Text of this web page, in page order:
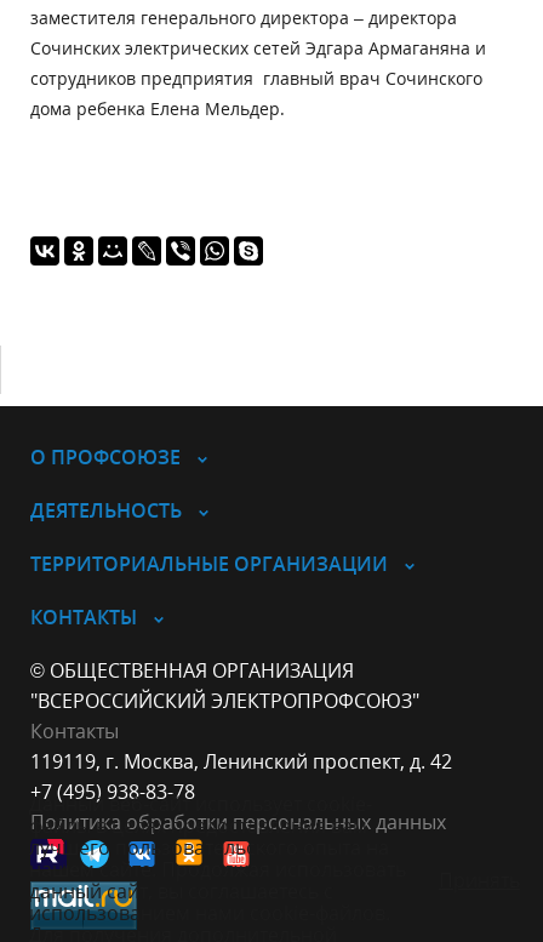
заместителя генерального директора – директора
Сочинских электрических сетей Эдгара Армаганяна и
сотрудников предприятия главный врач Сочинского
дома ребенка Елена Мельдер.
О ПРОФСОЮЗЕ
ДЕЯТЕЛЬНОСТЬ
ТЕРРИТОРИАЛЬНЫЕ ОРГАНИЗАЦИИ
КОНТАКТЫ
© ОБЩЕСТВЕННАЯ ОРГАНИЗАЦИЯ
"ВСЕРОССИЙСКИЙ ЭЛЕКТРОПРОФСОЮЗ"
Контакты
119119, г. Москва, Ленинский проспект, д. 42
+7 (495) 938-83-78
Политика обработки персональных данных
Данный веб-сайт использует cookie-
файлы в целях предоставления вам
лучшего пользовательского опыта на
нашем сайте. Продолжая использовать
данный сайт, вы соглашаетесь с
использованием нами cookie-файлов.
Для получения дополнительной